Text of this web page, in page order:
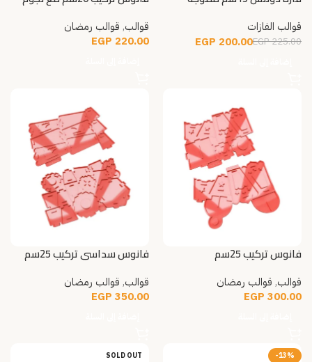
قوالب الفازات
225.00
EGP
200.00
EGP
قوالب, قوالب رمضان
220.00
EGP
فانوس تركيب 25سم
قوالب, قوالب رمضان
300.00
EGP
فانوس سداسي تركيب 25سم
قوالب, قوالب رمضان
350.00
EGP
-13%
SOLD OUT